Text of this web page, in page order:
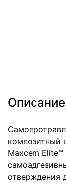
Описание
композитный
Maxcem
отверждения